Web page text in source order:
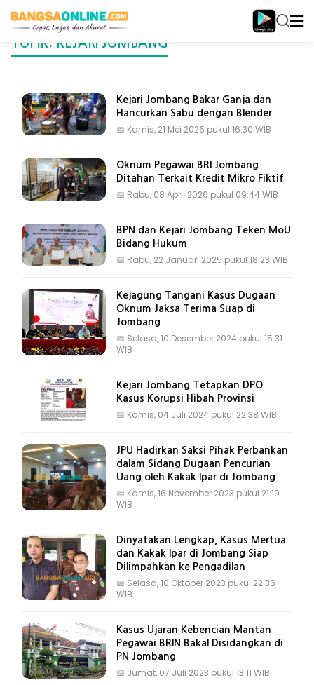
TOPIK: KEJARI JOMBANG
Kejari Jombang Bakar Ganja dan
Hancurkan Sabu dengan Blender
📅 Kamis, 21 Mei 2026 pukul 16:30 WIB
Oknum Pegawai BRI Jombang
Ditahan Terkait Kredit Mikro Fiktif
📅 Rabu, 08 April 2026 pukul 09:44 WIB
BPN dan Kejari Jombang Teken MoU
Bidang Hukum
📅 Rabu, 22 Januari 2025 pukul 18:23 WIB
Kejagung Tangani Kasus Dugaan
Oknum Jaksa Terima Suap di
Jombang
📅 Selasa, 10 Desember 2024 pukul 15:31
WIB
Kejari Jombang Tetapkan DPO
Kasus Korupsi Hibah Provinsi
📅 Kamis, 04 Juli 2024 pukul 22:38 WIB
JPU Hadirkan Saksi Pihak Perbankan
dalam Sidang Dugaan Pencurian
Uang oleh Kakak Ipar di Jombang
📅 Kamis, 16 November 2023 pukul 21:19
WIB
Dinyatakan Lengkap, Kasus Mertua
dan Kakak Ipar di Jombang Siap
Dilimpahkan ke Pengadilan
📅 Selasa, 10 Oktober 2023 pukul 22:36
WIB
Kasus Ujaran Kebencian Mantan
Pegawai BRIN Bakal Disidangkan di
PN Jombang
📅 Jumat, 07 Juli 2023 pukul 13:11 WIB